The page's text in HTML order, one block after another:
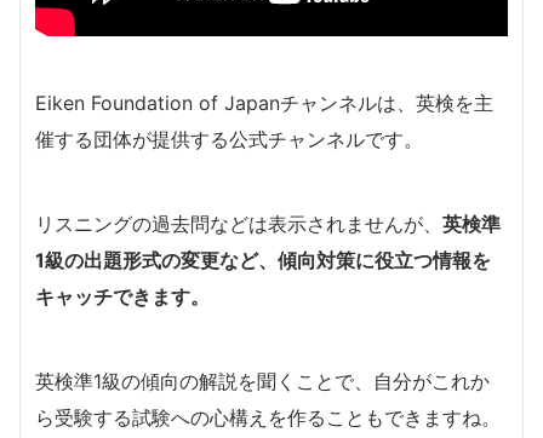
Eiken Foundation of Japanチャンネルは、英検を主
催する団体が提供する公式チャンネルです。
リスニングの過去問などは表示されませんが、 英検準
1級の出題形式の変更など、傾向対策に役立つ情報を
キャッチできます。
英検準1級の傾向の解説を聞くことで、自分がこれか
ら受験する試験への心構えを作ることもできますね。